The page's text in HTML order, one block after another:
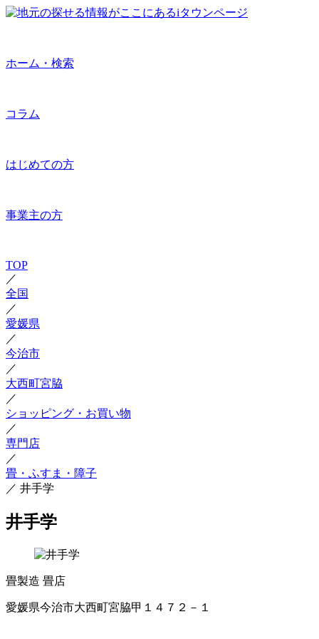
ホーム・検索
コラム
はじめての方
事業主の方
TOP
／
全国
／
愛媛県
／
今治市
／
大西町宮脇
／
ショッピング・お買い物
／
専門店
／
畳・ふすま・障子
／ 井手学
井手学
畳製造 畳店
愛媛県今治市大西町宮脇甲１４７２－１